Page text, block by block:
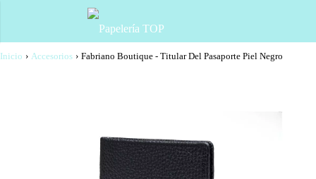
Inicio › Accesorios › Fabriano Boutique - Titular Del Pasaporte Piel Negro